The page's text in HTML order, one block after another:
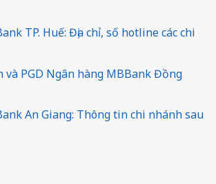
TP. Huế: Địa chỉ, số hotline các chi
và PGD Ngân hàng MBBank Đồng
An Giang: Thông tin chi nhánh sau